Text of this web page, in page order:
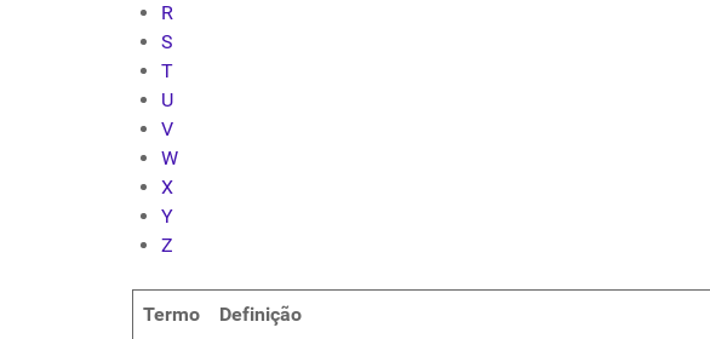
R
S
T
U
V
W
X
Y
Z
Termo Definição